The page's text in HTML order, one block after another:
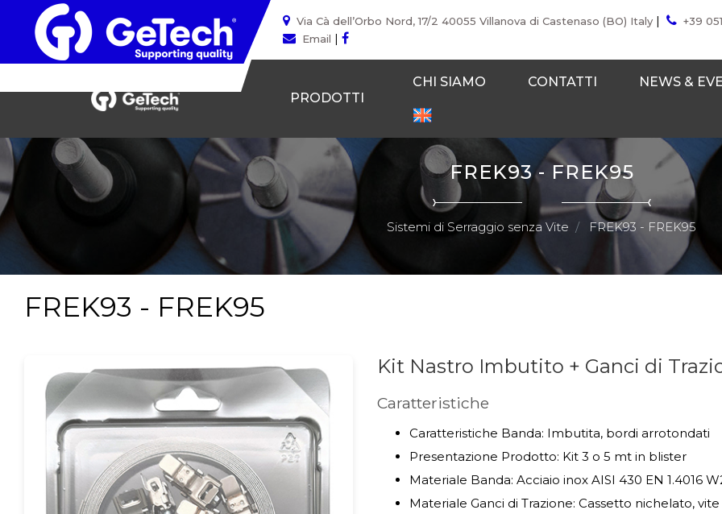
Via Cà dell’Orbo Nord, 17/2 40055 Villanova di Castenaso (BO) Italy | +39
Email |
PRODOTTI
CHI SIAMO CONTATTI NEWS &
FREK93 - FREK95
Sistemi di Serraggio senza Vite FREK93 - FREK95
FREK93 - FREK95
Kit Nastro Imbutito + Ganci di
Caratteristiche
Caratteristiche Banda: Imbutita, bordi arrotondati
Presentazione Prodotto: Kit 3 o 5 mt in blister
Materiale Banda: Acciaio inox AISI 430 EN 1.4016
Materiale Ganci di Trazione: Cassetto nichelato,